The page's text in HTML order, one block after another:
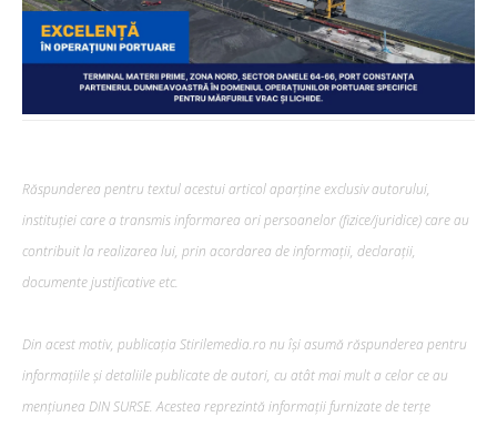
Răspunderea pentru textul acestui articol aparține exclusiv autorului,
instituției care a transmis informarea ori persoanelor (fizice/juridice) care au
contribuit la realizarea lui, prin acordarea de informații, declarații,
documente justificative etc.
Din acest motiv, publicația Stirilemedia.ro nu își asumă răspunderea pentru
informațiile și detaliile publicate de autori, cu atât mai mult a celor ce au
mențiunea DIN SURSE. Acestea reprezintă informații furnizate de terțe